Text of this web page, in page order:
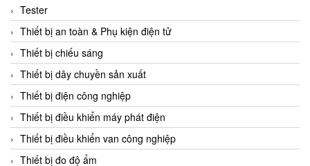
CD Automation
CEAG Sicherheitst
CEIA Vietnam
Celduc Vietnam
Cemb
Centec GmbH
CEQUBE
CHAUVIN ARNOUX
Tester
Thiết bị an toàn & Phụ kiện điện tử
Thiết bị chiếu sáng
Thiết bị dây chuyền sản xuất
Thiết bị điện công nghiệp
Thiết bị điều khiển máy phát điện
Thiết bị điều khiển van công nghiệp
Thiết bị đo độ ẩm